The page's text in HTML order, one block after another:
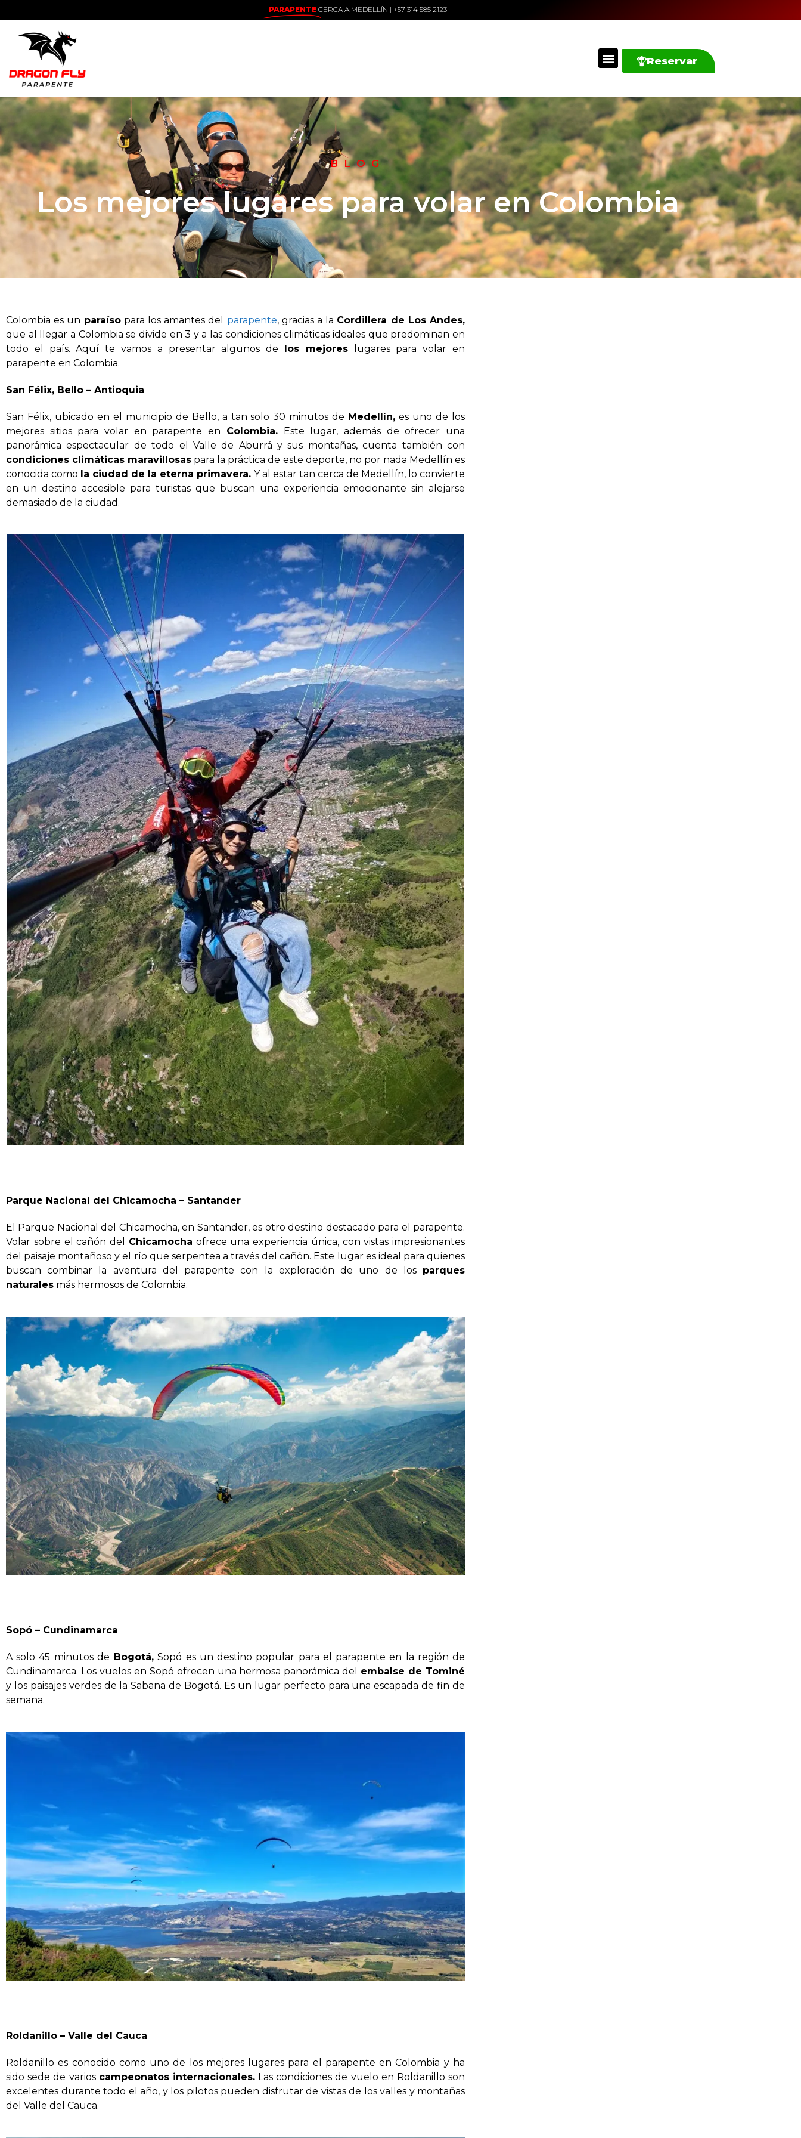
PARAPENTE CERCA A MEDELLÍN | +57 314 585 2123
Reservar
BLOG
Los mejores lugares para volar en Colombia
Colombia es un paraísopara los amantes del parapente, gracias a la Cordillera de Los Andes,
que al llegar a Colombia se divide en 3 y a las condiciones climáticas ideales que predominan en
todo el país. Aquí te vamos a presentar algunos de los mejoreslugares para volar en
parapente en Colombia.
San Félix, Bello – Antioquia
San Félix, ubicado en el municipio de Bello, a tan solo 30 minutos de Medellín, es uno de los
mejores sitios para volar en parapente en Colombia.Este lugar, además de ofrecer una
panorámica espectacular de todo el Valle de Aburrá y sus montañas, cuenta también con
condiciones climáticas maravillosas para la práctica de este deporte, no por nada Medellín es
conocida como la ciudad de la eterna primavera. Y al estar tan cerca de Medellín, lo convierte
en un destino accesible para turistas que buscan una experiencia emocionante sin alejarse
demasiado de la ciudad.
Parque Nacional del Chicamocha – Santander
El Parque Nacional del Chicamocha, en Santander, es otro destino destacado para el parapente.
Volar sobre el cañón del Chicamocha ofrece una experiencia única, con vistas impresionantes
del paisaje montañoso y el río que serpentea a través del cañón. Este lugar es ideal para quienes
buscan combinar la aventura del parapente con la exploración de uno de los parques
naturales más hermosos de Colombia.
Sopó – Cundinamarca
A solo 45 minutos de Bogotá, Sopó es un destino popular para el parapente en la región de
Cundinamarca. Los vuelos en Sopó ofrecen una hermosa panorámica del embalse de Tominé
y los paisajes verdes de la Sabana de Bogotá. Es un lugar perfecto para una escapada de fin de
semana.
Roldanillo – Valle del Cauca
Roldanillo es conocido como uno de los mejores lugares para el parapente en Colombia y ha
sido sede de varios campeonatos internacionales.Las condiciones de vuelo en Roldanillo son
excelentes durante todo el año, y los pilotos pueden disfrutar de vistas de los valles y montañas
del Valle del Cauca.